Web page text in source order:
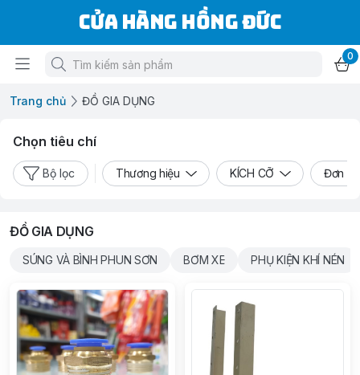
Cửa Hàng Hồng Đức
0
Trang chủ ĐỒ GIA DỤNG
Chọn tiêu chí
Bộ lọc Thương hiệu KÍCH CỠ Đơn vị
ĐỒ GIA DỤNG
SÚNG VÀ BÌNH PHUN SƠN BƠM XE PHỤ KIỆN KHÍ NÉN